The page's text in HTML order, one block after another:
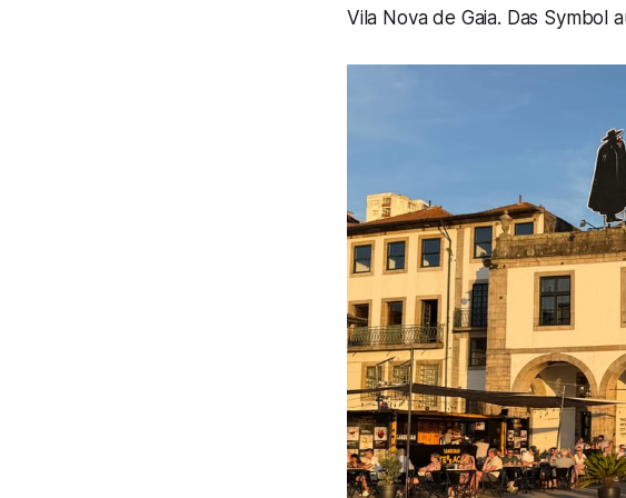
Vila Nova de Gaia. Das Symbol